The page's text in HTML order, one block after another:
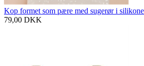
Kop formet som pære med sugerør i
79,00 DKK